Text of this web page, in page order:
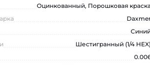
Оцинкованный, Порошковая
Шестигранный (1/4 HEX)